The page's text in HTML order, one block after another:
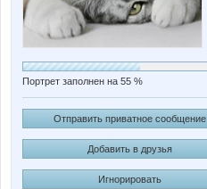
Портрет заполнен на 55 %
Отправить приватное сообщение
Добавить в друзья
Игнорировать